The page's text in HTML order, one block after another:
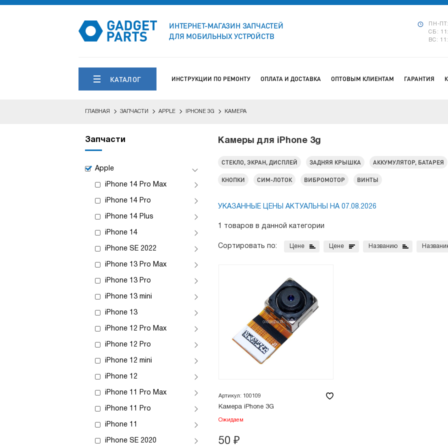
ИНТЕРНЕТ-МАГАЗИН ЗАПЧАСТЕЙ
ДЛЯ МОБИЛЬНЫХ УСТРОЙСТВ
ПН-
СБ:
ВС:
КАТАЛОГ ИНСТРУКЦИИ ПО РЕМОНТУ ОПЛАТА И ДОСТАВКА ОПТОВЫМ КЛИЕНТАМ ГАРАНТИЯ
ГЛАВНАЯ ЗАПЧАСТИ APPLE IPHONE 3G КАМЕРА
Запчасти
Apple
iPhone 14 Pro Max
iPhone 14 Pro
iPhone 14 Plus
iPhone 14
iPhone SE 2022
iPhone 13 Pro Max
iPhone 13 Pro
iPhone 13 mini
iPhone 13
iPhone 12 Pro Max
iPhone 12 Pro
iPhone 12 mini
iPhone 12
iPhone 11 Pro Max
iPhone 11 Pro
iPhone 11
iPhone SE 2020
Камеры для iPhone 3g
СТЕКЛО, ЭКРАН, ДИСПЛЕЙ ЗАДНЯЯ КРЫШКА АККУМУЛЯТОР, БАТАРЕЯ
КНОПКИ СИМ-ЛОТОК ВИБРОМОТОР ВИНТЫ
УКАЗАННЫЕ ЦЕНЫ АКТУАЛЬНЫ НА 07.08.2026
1 товаров в данной категории
Сортировать по: Цене Цене Названию
Артикул: 100109
Камера iPhone 3G
Ожидаем
50 ₽